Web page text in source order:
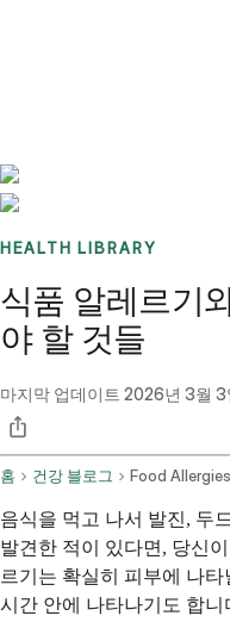
HEALTH LIBRARY
식품 알레르기
야 할 것들
마지막 업데이트 2026년 3월 3
홈 건강 블로그
음식을 먹고 나서 발진, 두
발견한 적이 있다면, 당신
르기는 확실히 피부에 나
시간 안에 나타나기도 합